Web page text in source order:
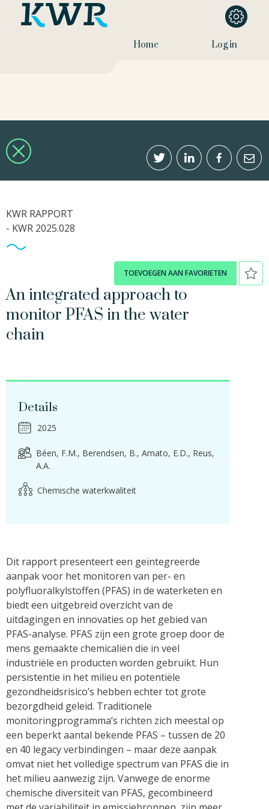
Home Log in
KWR RAPPORT
- KWR 2025.028
TOEVOEGEN AAN FAVORIETEN
An integrated approach to
monitor PFAS in the water
chain
Details
2025
Béen, F.M. Berendsen, B. Amato, E.D. Reus,
A.A.
Chemische waterkwaliteit
Dit rapport presenteert een geïntegreerde
aanpak voor het monitoren van per- en
polyfluoralkylstoffen (PFAS) in de waterketen en
biedt een uitgebreid overzicht van de
uitdagingen en innovaties op het gebied van
PFAS-analyse. PFAS zijn een grote groep door de
mens gemaakte chemicaliën die in veel
industriële en producten worden gebruikt. Hun
persistentie in het milieu en potentiële
gezondheidsrisico’s hebben echter tot grote
bezorgdheid geleid. Traditionele
monitoringprogramma’s richten zich meestal op
een beperkt aantal bekende PFAS – tussen de 20
en 40 legacy verbindingen – maar deze aanpak
omvat niet het volledige spectrum van PFAS die in
het milieu aanwezig zijn. Vanwege de enorme
chemische diversiteit van PFAS, gecombineerd